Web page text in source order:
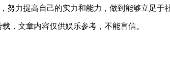
力提高自己的实力和能力，做到能够立足于
，文章内容仅供娱乐参考，不能盲信。